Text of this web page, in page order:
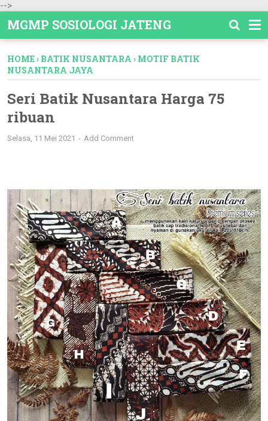
-->
MGMP SOSIOLOGI JATENG
HOME› BATIK NUSANTARA › MOTIF BATIK
NUSANTARA JAYA
Seri Batik Nusantara Harga 75
ribuan
Selasa, 11 Mei 2021 Add Comment